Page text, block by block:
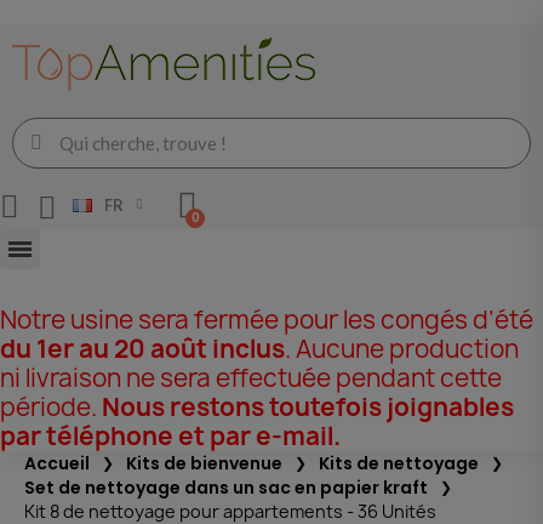
FR
Notre usine sera fermée pour les congés d’été
du 1er au 20 août inclus. Aucune production
ni livraison ne sera effectuée pendant cette
période. Nous restons toutefois joignables
par téléphone et par e-mail.
Accueil Kits de bienvenue
Kits de nettoyage
Set de nettoyage dans un sac en papier kraft
Kit 8 de nettoyage pour appartements - 36 Unités